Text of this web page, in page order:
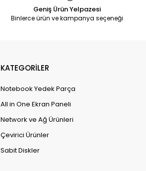
Geniş Ürün Yelpazesi
Binlerce ürün ve kampanya seçeneği
KATEGORİLER
Notebook Yedek Parça
All in One Ekran Paneli
Network ve Ağ Ürünleri
Çevirici Ürünler
Sabit Diskler